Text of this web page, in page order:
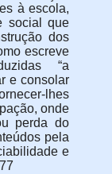
à escola,
social que
dos
escreve
“a
e consolar
lhes
onde
perda do
pela
e